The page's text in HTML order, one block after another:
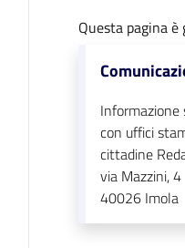
Questa pagina è
con uffici
cittadine
via Mazzini, 4
40026 Imola